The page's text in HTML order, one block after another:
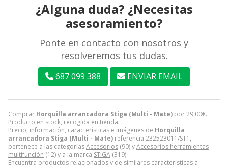
Comprar Horquilla arrancadora Stiga (Multi - Mate) por29,00€.
Producto en stock, recogida en tienda.
Precio, información, características e imágenes de Horquilla
arrancadora Stiga (Multi - Mate) referencia 232523011/ST1,
pertenece a las categoríasAccesorios (90) yAccesorios herramientas
multifunción (12) y a la marca STIGA (319).
Encuentra productos relacionados y de similares características a
¿Alguna duda? ¿Necesitas
asesoramiento?
Ponte en contacto con nosotros y
resolveremos tus dudas.
687 099 388 ENVIAR EMAIL